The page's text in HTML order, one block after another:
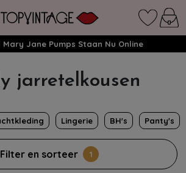
Mary Jane Pumps Staan Nu Online
jarretelkousen
Lingerie BH's Panty's
Filter en sorteer 1